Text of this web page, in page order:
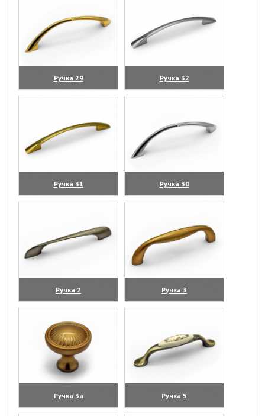
Ручка 29
(увеличить)
Ручка 32
(увеличить)
Ручка 31
(увеличить)
Ручка 30
(увеличить)
Ручка 2
(увеличить)
Ручка 3
(увеличить)
Ручка 3а
(увеличить)
Ручка 5
(увеличить)